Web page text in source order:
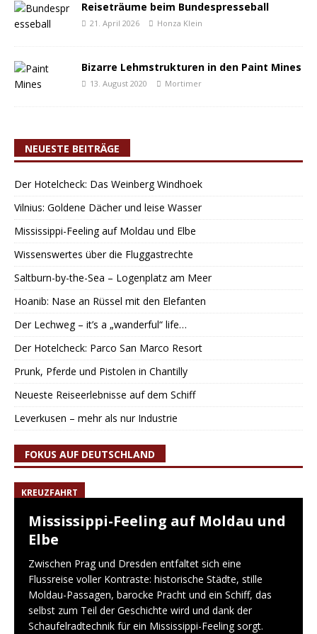
Reiseträume beim Bundespresseball
21. April 2026 Honza Klein
Bizarre Lehmstrukturen in den Paint Mines
13. August 2020 Mortimer
NEUESTE BEITRÄGE
Der Hotelcheck: Das Weinberg Windhoek
Vilnius: Goldene Dächer und leise Wasser
Mississippi-Feeling auf Moldau und Elbe
Wissenswertes über die Fluggastrechte
Saltburn-by-the-Sea – Logenplatz am Meer
Hoanib: Nase an Rüssel mit den Elefanten
Der Lechweg – it’s a „wanderful“ life…
Der Hotelcheck: Parco San Marco Resort
Prunk, Pferde und Pistolen in Chantilly
Neueste Reiseerlebnisse auf dem Schiff
Leverkusen – mehr als nur Industrie
FOKUS AUF DEUTSCHLAND
KREUZFAHRT
Mississippi-Feeling auf Moldau und
Elbe
Zwischen Prag und Dresden entfaltet sich eine
Flussreise voller Kontraste: historische Städte, stille
Moldau-Passagen, barocke Pracht und ein Schiff, das
selbst zum Teil der Geschichte wird und dank der
Schaufelradtechnik für ein Mississippi-Feeling sorgt.